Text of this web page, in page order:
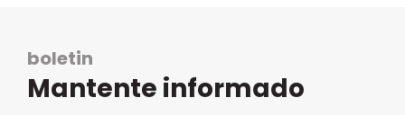
boletin
Mantente informado